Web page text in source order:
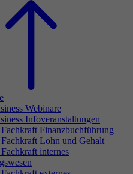
Webinare
Infoveranstaltungen
Finanzbuchführung
Lohn und Gehalt
internes